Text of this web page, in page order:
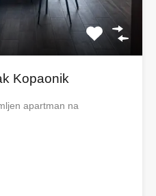
Kopaonik
apartman na